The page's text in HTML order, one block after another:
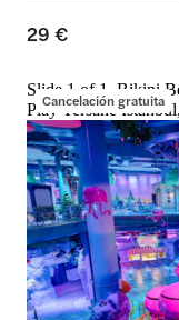
29 €
Cancelación gratuita
Slide 1 of 1, Bikini
Play Tersane